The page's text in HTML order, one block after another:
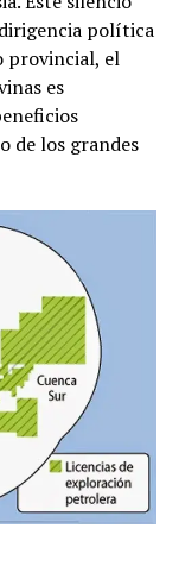
política
provincial, el
es
de los grandes